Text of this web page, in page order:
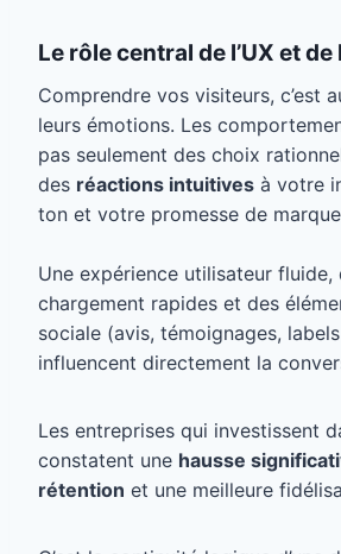
Le rôle central de l’UX et
Comprendre vos visiteurs, c’est
leurs émotions. Les
pas seulement des choix
des réactions intuitives à votre
ton et votre promesse de
Une expérience utilisateur fluide,
chargement rapides et des
sociale (avis, témoignages,
influencent directement la
Les entreprises qui investissent
constatent une hausse
rétention et une meilleure